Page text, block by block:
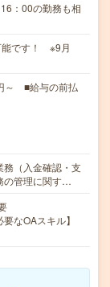
：00の勤務も相
です！ ※9月
～ ■給与の前払
務（入金確認・支
の管理に関す…
なOAスキル】